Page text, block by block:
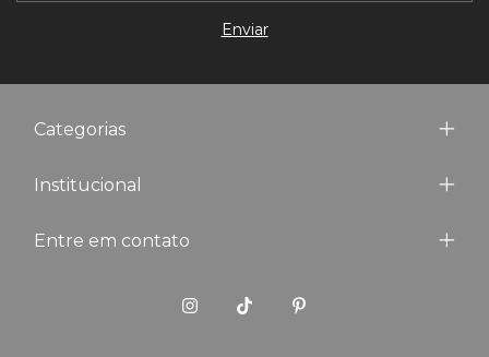
Categorias
Institucional
Entre em contato